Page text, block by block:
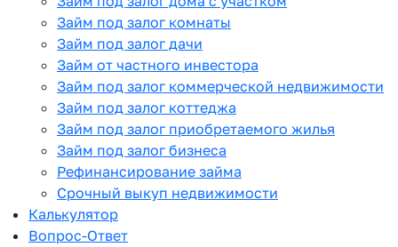
Займ под залог комнаты
Займ под залог дачи
Займ от частного инвестора
Займ под залог коммерческой недвижимости
Займ под залог коттеджа
Займ под залог приобретаемого жилья
Займ под залог бизнеса
Рефинансирование займа
Срочный выкуп недвижимости
Калькулятор
Вопрос-Ответ